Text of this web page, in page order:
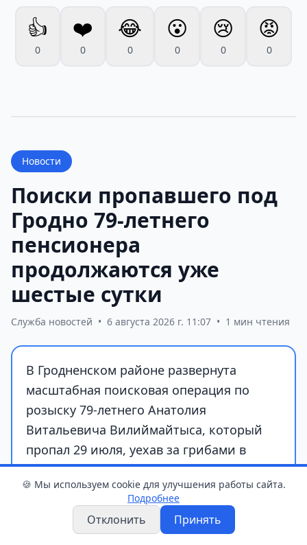
👍
0
❤️
0
😂
0
😮
0
😢
0
😡
0
Новости
Поиски пропавшего под
Гродно 79-летнего
пенсионера
продолжаются уже
шестые сутки
Служба новостей • 6 августа 2026 г. 11:07 • 1 мин чтения
В Гродненском районе развернута
масштабная поисковая операция по
розыску 79-летнего Анатолия
Витальевича Вилиймайтыса, который
пропал 29 июля, уехав за грибами в
район деревни Чернуха.
🍪 Мы используем cookie для улучшения работы сайта.
Подробнее
Отклонить Принять